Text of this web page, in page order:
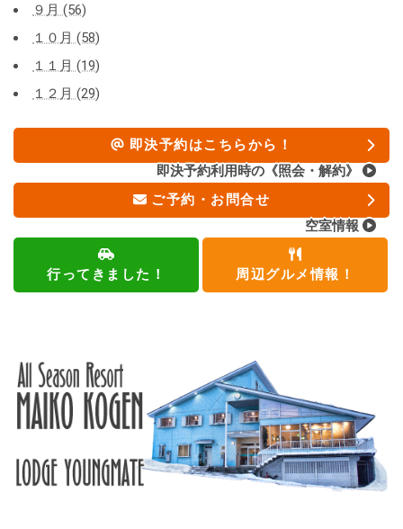
９月 (56)
１０月 (58)
１１月 (19)
１２月 (29)
即決予約はこちらから！
即決予約利用時の《照会・解約》
ご予約・お問合せ
空室情報
行ってきました！ 周辺グルメ情報！